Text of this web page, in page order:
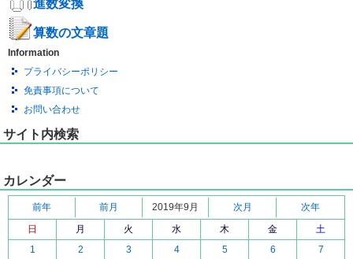
進数変換
算数の文章題
Information
プライバシーポリシー
免責事項について
お問い合わせ
サイト内検索
カレンダー
前年 前月 2019年9月 次月
次年
日
月 火 水 木 金
土
1
2 3 4 5 6 7